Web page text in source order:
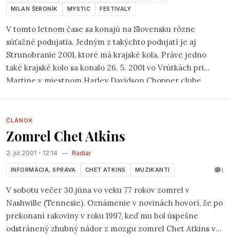
MILAN ŠERONÍK
MYSTIC FESTIVALY
V tomto letnom čase sa konajú na Slovensku rôzne
súťažné podujatia. Jedným z takýchto podujatí je aj
Strunobranie 2001, ktoré má krajské kola. Práve jedno
také krajské kolo sa konalo 26. 5. 2001 vo Vrútkách pri
Martine v miestnom Harley Davidson Chopper clube.
pre folkáčov a countrystov.
ČLÁNOK
Zomrel Chet Atkins
2. júl 2001 - 12:14 — Radiar
INFORMÁCIA, SPRÁVA CHET ATKINS MUZIKANTI 1
V sobotu večer 30.júna vo veku 77 rokov zomrel v
Nashwille (Tennesie). Oznámenie v novinách hovorí, že po
prekonaní rakoviny v roku 1997, keď mu bol úspešne
odstránený zhubný nádor z mozgu zomrel Chet Atkins v